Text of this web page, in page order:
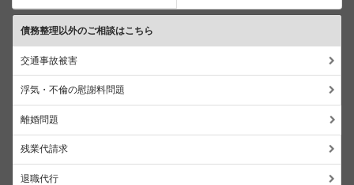
債務整理以外のご相談はこちら
交通事故被害
浮気・不倫の慰謝料問題
離婚問題
残業代請求
退職代行